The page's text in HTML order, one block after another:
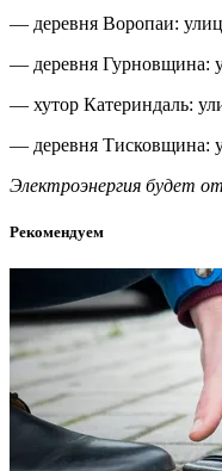
— деревня Воропаи:
— деревня Гурновщина:
— хутор Катериндаль:
— деревня Тисковщина:
Электроэнергия будет
Рекомендуем